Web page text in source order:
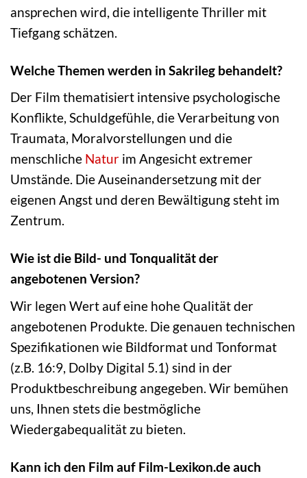
ansprechen wird, die intelligente Thriller mit
Tiefgang schätzen.
Welche Themen werden in Sakrileg behandelt?
Der Film thematisiert intensive psychologische
Konflikte, Schuldgefühle, die Verarbeitung von
Traumata, Moralvorstellungen und die
menschliche Natur im Angesicht extremer
Umstände. Die Auseinandersetzung mit der
eigenen Angst und deren Bewältigung steht im
Zentrum.
Wie ist die Bild- und Tonqualität der
angebotenen Version?
Wir legen Wert auf eine hohe Qualität der
angebotenen Produkte. Die genauen technischen
Spezifikationen wie Bildformat und Tonformat
(z.B. 16:9, Dolby Digital 5.1) sind in der
Produktbeschreibung angegeben. Wir bemühen
uns, Ihnen stets die bestmögliche
Wiedergabequalität zu bieten.
Kann ich den Film auf Film-Lexikon.de auch